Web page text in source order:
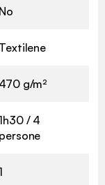
No
Textilene
470 g/m²
/ 4
persone